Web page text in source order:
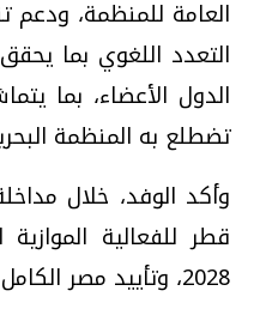
العامة للمنظمة، ودعم
التعدد اللغوي بما
الدول الأعضاء، بما
تضطلع به المنظمة
وأكد الوفد، خلال
قطر للفعالية
2028، وتأييد مصر الكامل لهذه الاستضافة.